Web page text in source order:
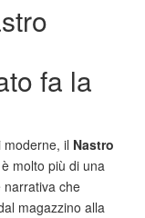
fa la
moderne, il Nastro
è molto più di una
narrativa che
magazzino alla